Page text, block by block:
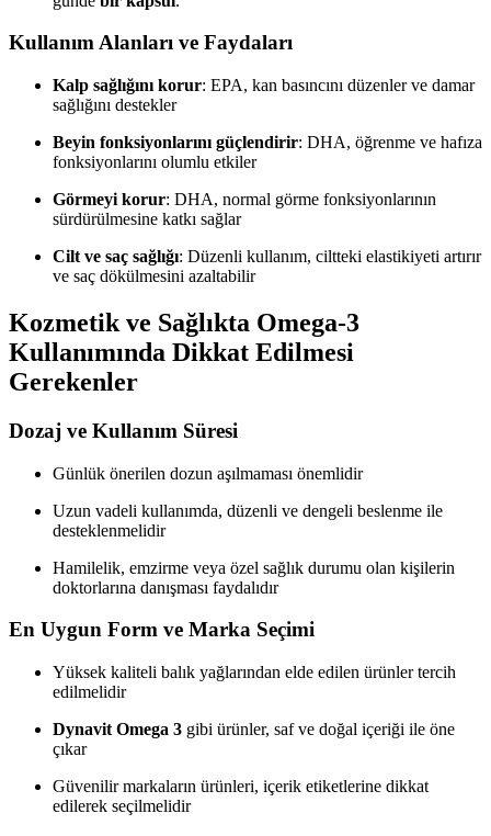
Kullanım Alanları ve Faydaları
Kalp sağlığını korur: EPA, kan basıncını düzenler ve damar
sağlığını destekler
Beyin fonksiyonlarını güçlendirir: DHA, öğrenme ve hafıza
fonksiyonlarını olumlu etkiler
Görmeyi korur: DHA, normal görme fonksiyonlarının
sürdürülmesine katkı sağlar
Cilt ve saç sağlığı: Düzenli kullanım, ciltteki elastikiyeti artırır
ve saç dökülmesini azaltabilir
Kozmetik ve Sağlıkta Omega-3
Kullanımında Dikkat Edilmesi
Gerekenler
Dozaj ve Kullanım Süresi
Günlük önerilen dozun aşılmaması önemlidir
Uzun vadeli kullanımda, düzenli ve dengeli beslenme ile
desteklenmelidir
Hamilelik, emzirme veya özel sağlık durumu olan kişilerin
doktorlarına danışması faydalıdır
En Uygun Form ve Marka Seçimi
Yüksek kaliteli balık yağlarından elde edilen ürünler tercih
edilmelidir
Dynavit Omega 3 gibi ürünler, saf ve doğal içeriği ile öne
çıkar
Güvenilir markaların ürünleri, içerik etiketlerine dikkat
edilerek seçilmelidir